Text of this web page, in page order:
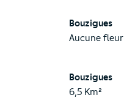
Bouzigues
Aucune fleur
Bouzigues
6,5 Km²